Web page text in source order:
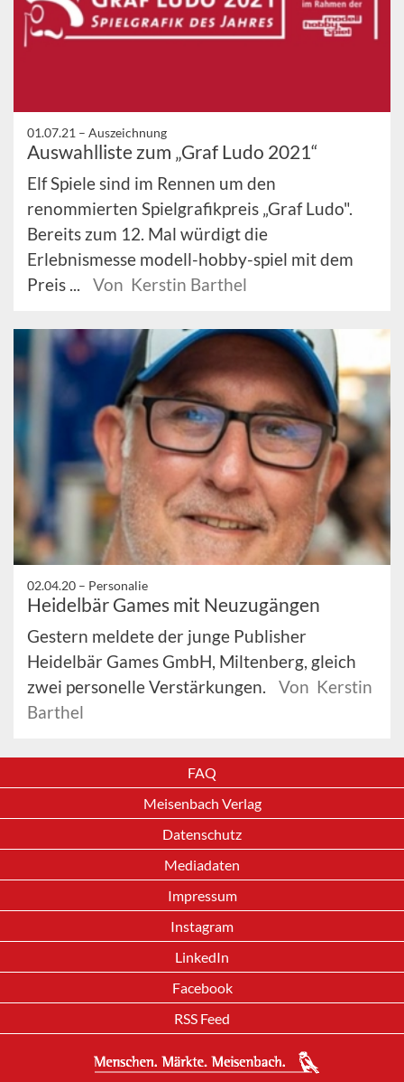
01.07.21 – Auszeichnung
Auswahlliste zum „Graf Ludo 2021“
Elf Spiele sind im Rennen um den
renommierten Spielgrafikpreis „Graf Ludo".
Bereits zum 12. Mal würdigt die
Erlebnismesse modell-hobby-spiel mit dem
Preis ...
Von Kerstin Barthel
02.04.20 – Personalie
Heidelbär Games mit Neuzugängen
Gestern meldete der junge Publisher
Heidelbär Games GmbH, Miltenberg, gleich
zwei personelle Verstärkungen.
Von Kerstin
Barthel
FAQ
Meisenbach Verlag
Datenschutz
Mediadaten
Impressum
Instagram
LinkedIn
Facebook
RSS Feed